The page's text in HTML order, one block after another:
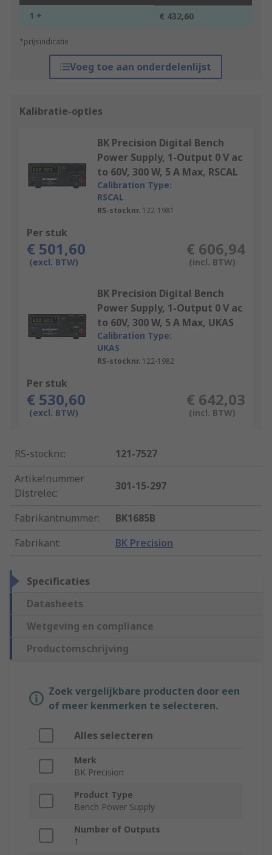
1 + € 432,60
*prijsindicatie
Voeg toe aan onderdelenlijst
Kalibratie-opties
BK Precision Digital Bench
Power Supply, 1-Output 0 V ac
to 60V, 300 W, 5 A Max, RSCAL
Calibration Type:
RSCAL
RS-stocknr. 122-1981
Per stuk
€ 501,60
(excl. BTW)
€ 606,94
(incl. BTW)
BK Precision Digital Bench
Power Supply, 1-Output 0 V ac
to 60V, 300 W, 5 A Max, UKAS
Calibration Type:
UKAS
RS-stocknr. 122-1982
Per stuk
€ 530,60
(excl. BTW)
€ 642,03
(incl. BTW)
RS-stocknr.:
121-7527
Artikelnummer
Distrelec:
301-15-297
Fabrikantnummer:
BK1685B
Fabrikant: BK Precision
Specificaties
Datasheets
Wetgeving en compliance
Productomschrijving
Zoek vergelijkbare producten door een
of meer kenmerken te selecteren.
Alles selecteren
Merk
BK Precision
Product Type
Bench Power Supply
Number of Outputs
1